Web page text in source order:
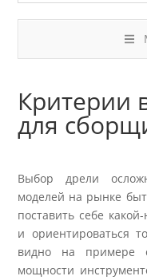
Критерии
для
Выбор дрели
моделей на рынке
поставить себе
и ориентироваться
видно на примере
мощности